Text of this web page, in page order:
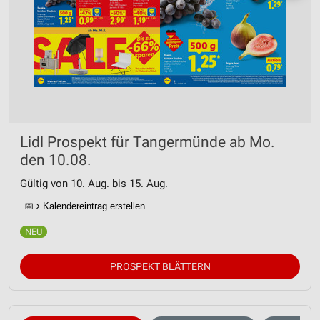
Lidl Prospekt für Tangermünde ab Mo.
den 10.08.
Gültig von 10. Aug. bis 15. Aug.
📅 Kalendereintrag erstellen
PROSPEKT BLÄTTERN